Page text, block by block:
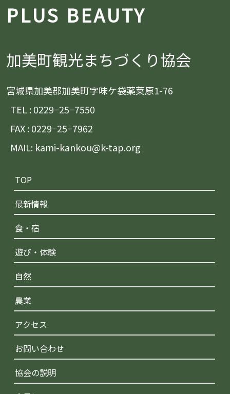
PLUS BEAUTY
加美町観光まちづくり協会
宮城県加美郡加美町字味ケ袋薬莱原1-76
TEL : 0229−25−7550
FAX : 0229−25−7962
MAIL: kami-kankou@k-tap.org
TOP
最新情報
食・宿
遊び・体験
自然
農業
アクセス
お問い合わせ
協会の説明